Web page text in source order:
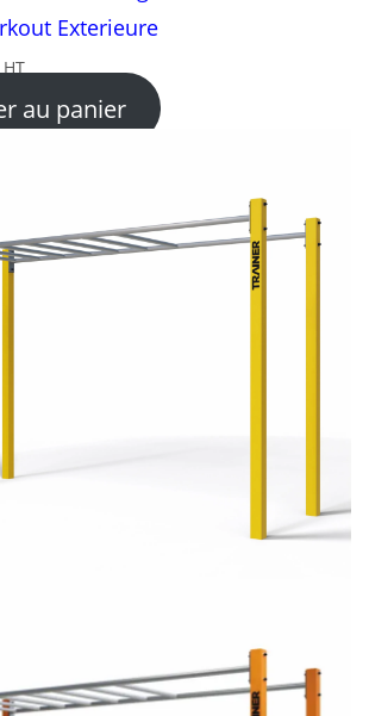
Exterieure
HT
au panier